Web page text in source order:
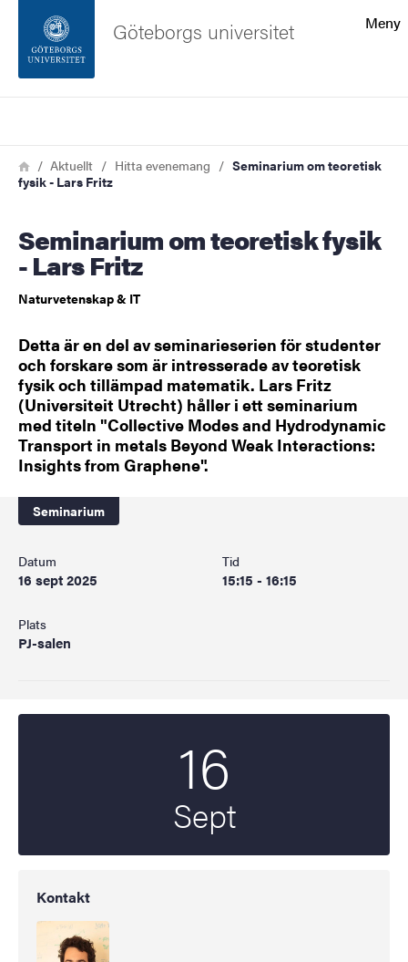
Sidfoten
Om webbplatsen
Meny
Göteborgs universitet
Länkstig
HemAktuellt Hitta evenemang
Seminarium om teoretisk
fysik - Lars Fritz
Seminarium om teoretisk fysik
- Lars Fritz
Naturvetenskap & IT
Detta är en del av seminarieserien för studenter
och forskare som är intresserade av teoretisk
fysik och tillämpad matematik. Lars Fritz
(Universiteit Utrecht) håller i ett seminarium
med titeln "Collective Modes and Hydrodynamic
Transport in metals Beyond Weak Interactions:
Insights from Graphene".
Seminarium
Datum
16 sept 2025
Tid
15:15 - 16:15
Plats
PJ-salen
16
Sept
Kontakt